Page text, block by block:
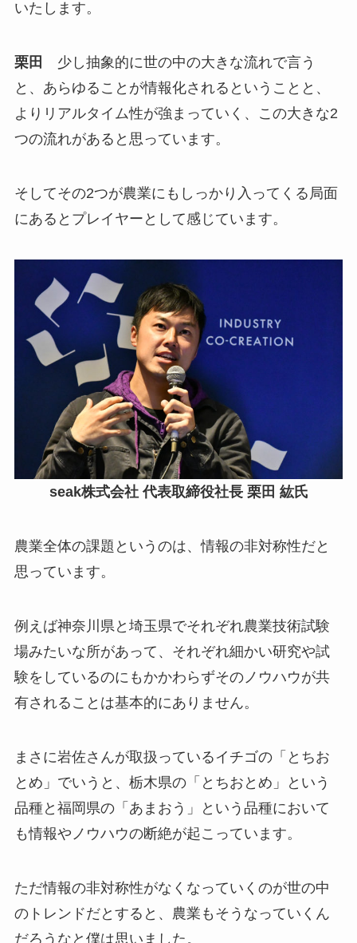
いたします。
栗田
少し抽象的に世の中の大きな流れで言う
と、あらゆることが情報化されるということと、
よりリアルタイム性が強まっていく、この大きな2
つの流れがあると思っています。
そしてその2つが農業にもしっかり入ってくる局面
にあるとプレイヤーとして感じています。
seak株式会社 代表取締役社長 栗田 紘氏
農業全体の課題というのは、情報の非対称性だと
思っています。
例えば神奈川県と埼玉県でそれぞれ農業技術試験
場みたいな所があって、それぞれ細かい研究や試
験をしているのにもかかわらずそのノウハウが共
有されることは基本的にありません。
まさに岩佐さんが取扱っているイチゴの「とちお
とめ」でいうと、栃木県の「とちおとめ」という
品種と福岡県の「あまおう」という品種において
も情報やノウハウの断絶が起こっています。
ただ情報の非対称性がなくなっていくのが世の中
のトレンドだとすると、農業もそうなっていくん
だろうなと僕は思いました。